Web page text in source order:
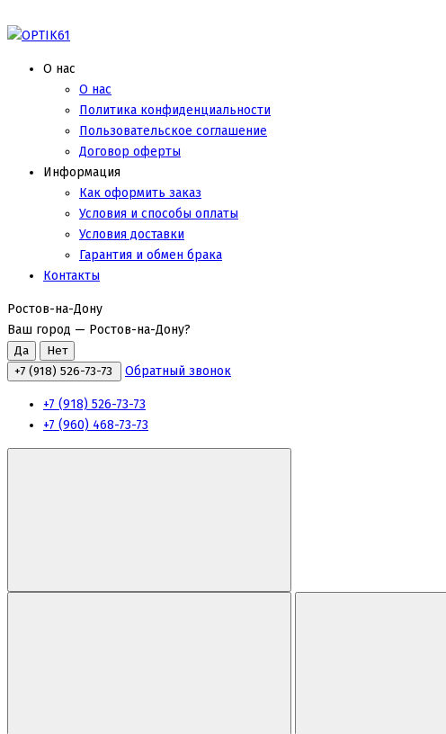
О нас
О нас
Политика конфиденциальности
Пользовательское соглашение
Договор оферты
Информация
Как оформить заказ
Условия и способы оплаты
Условия доставки
Гарантия и обмен брака
Контакты
Ростов-на-Дону
Ваш город — Ростов-на-Дону?
+7 (918) 526-73-73 Обратный звонок
+7 (918) 526-73-73
+7 (960) 468-73-73